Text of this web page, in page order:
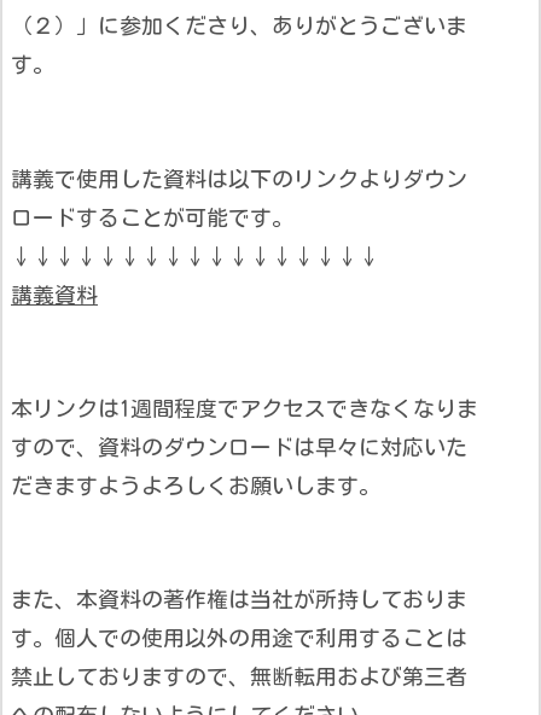
（２）」に参加くださり、ありがとうございま
す。
講義で使用した資料は以下のリンクよりダウン
ロードすることが可能です。
↓↓↓↓↓↓↓↓↓↓↓↓↓↓↓↓↓
講義資料
本リンクは1週間程度でアクセスできなくなりま
すので、資料のダウンロードは早々に対応いた
だきますようよろしくお願いします。
また、本資料の著作権は当社が所持しておりま
す。個人での使用以外の用途で利用することは
禁止しておりますので、無断転用および第三者